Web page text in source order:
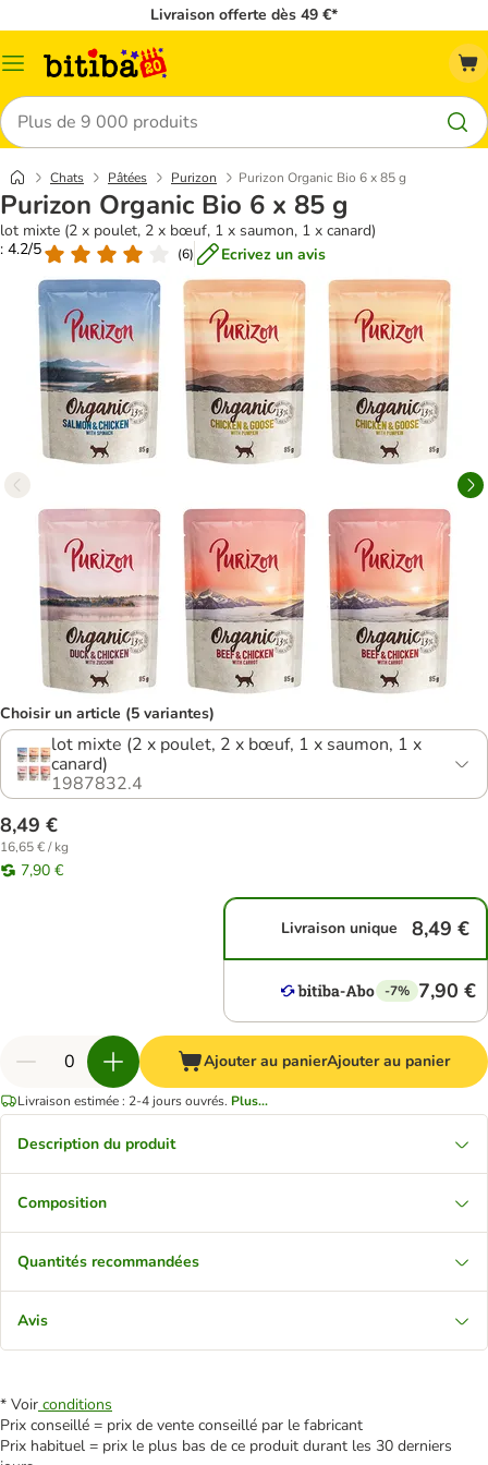
Livraison offerte dès 49 €*
Menu
Rechercher
Chats Pâtées Purizon Purizon Organic Bio 6 x 85 g
Purizon Organic Bio 6 x 85 g
lot mixte (2 x poulet, 2 x bœuf, 1 x saumon, 1 x canard)
: 4.2/5
(6) Ecrivez un avis
Choisir un article (5 variantes)
lot mixte (2 x poulet, 2 x bœuf, 1 x saumon, 1 x
canard)
1987832.4
8,49 €
16,65 € / kg
7,90 €
Livraison unique 8,49 €
-7% 7,90 €
Ajouter au panierAjouter au panier
Livraison estimée : 2-4 jours ouvrés. Plus...
Description du produit
Composition
Quantités recommandées
Avis
* Voir conditions
Prix conseillé = prix de vente conseillé par le fabricant
Prix habituel = prix le plus bas de ce produit durant les 30 derniers